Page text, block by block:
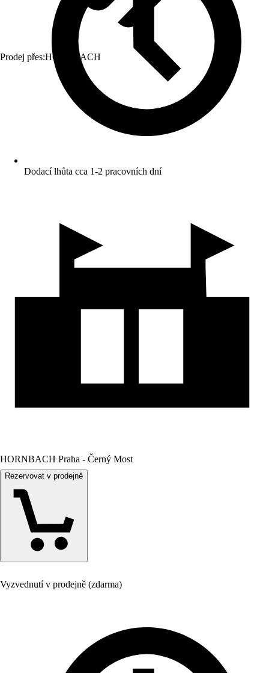
Prodej přes:HORNBACH
Dodací lhůta cca 1-2 pracovních dní
HORNBACH Praha - Černý Most
Rezervovat v prodejně
Vyzvednutí v prodejně (zdarma)